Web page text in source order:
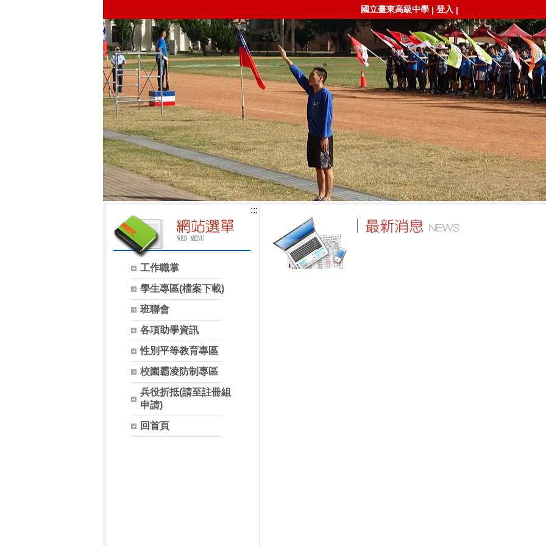
國立臺東高級中學 | 登入 |
工作職掌
學生專區(檔案下載)
班聯會
各項助學資訊
性別平等教育專區
校園霸凌防制專區
兵役折抵(請至註冊組
申請)
回首頁
:::